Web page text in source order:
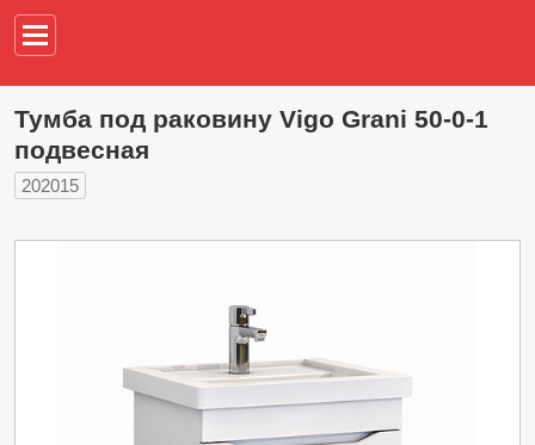
Тумба под раковину Vigo Grani 50-0-1
подвесная
202015